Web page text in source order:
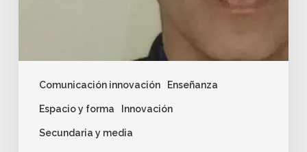
Comunicación innovación Enseñanza
Espacio y forma Innovación
Secundaria y media